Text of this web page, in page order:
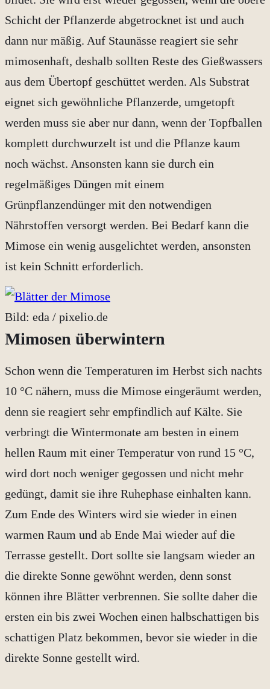
Schicht der Pflanzerde abgetrocknet ist und auch
dann nur mäßig. Auf Staunässe reagiert sie sehr
mimosenhaft, deshalb sollten Reste des Gießwassers
aus dem Übertopf geschüttet werden. Als Substrat
eignet sich gewöhnliche Pflanzerde, umgetopft
werden muss sie aber nur dann, wenn der Topfballen
komplett durchwurzelt ist und die Pflanze kaum
noch wächst. Ansonsten kann sie durch ein
regelmäßiges Düngen mit einem
Grünpflanzendünger mit den notwendigen
Nährstoffen versorgt werden. Bei Bedarf kann die
Mimose ein wenig ausgelichtet werden, ansonsten
ist kein Schnitt erforderlich.
Bild: eda / pixelio.de
Mimosen überwintern
Schon wenn die Temperaturen im Herbst sich nachts
10 °C nähern, muss die Mimose eingeräumt werden,
denn sie reagiert sehr empfindlich auf Kälte. Sie
verbringt die Wintermonate am besten in einem
hellen Raum mit einer Temperatur von rund 15 °C,
wird dort noch weniger gegossen und nicht mehr
gedüngt, damit sie ihre Ruhephase einhalten kann.
Zum Ende des Winters wird sie wieder in einen
warmen Raum und ab Ende Mai wieder auf die
Terrasse gestellt. Dort sollte sie langsam wieder an
die direkte Sonne gewöhnt werden, denn sonst
können ihre Blätter verbrennen. Sie sollte daher die
ersten ein bis zwei Wochen einen halbschattigen bis
schattigen Platz bekommen, bevor sie wieder in die
direkte Sonne gestellt wird.